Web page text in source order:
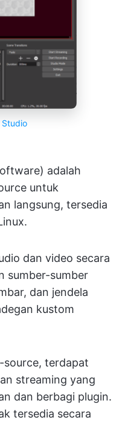
Studio
adalah
untuk
langsung, tersedia
dan video secara
sumber-sumber
dan jendela
kustom
source, terdapat
streaming yang
dan berbagi plugin.
tersedia secara